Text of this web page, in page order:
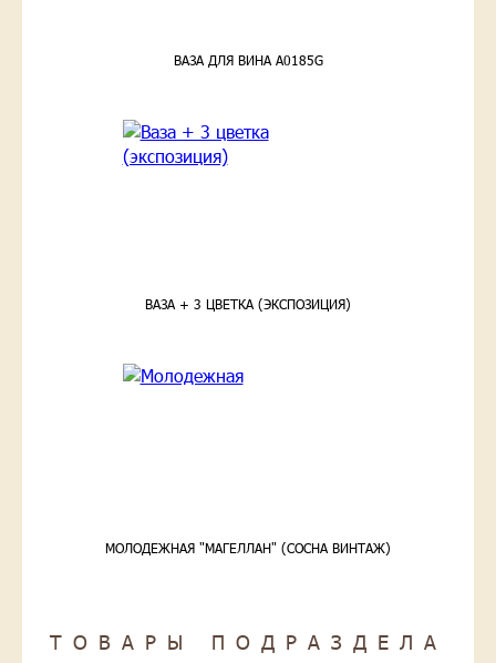
ВАЗА ДЛЯ ВИНА A0185G
ВАЗА + 3 ЦВЕТКА (ЭКСПОЗИЦИЯ)
МОЛОДЕЖНАЯ "МАГЕЛЛАН" (СОСНА ВИНТАЖ)
ТОВАРЫ ПОДРАЗДЕЛА